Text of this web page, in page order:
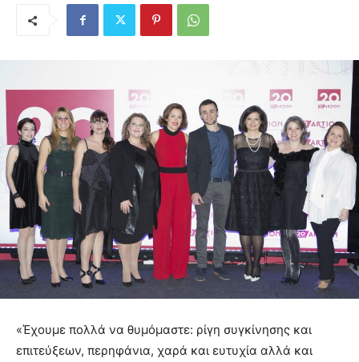
«Έχουμε πολλά να θυμόμαστε: ρίγη συγκίνησης και
επιτεύξεων, περηφάνια, χαρά και ευτυχία αλλά και